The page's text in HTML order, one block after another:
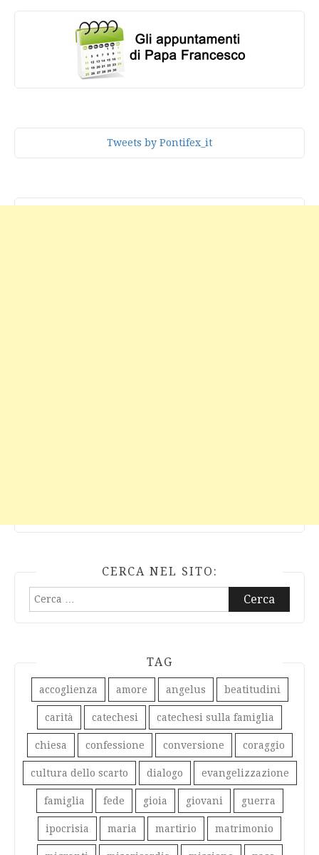
Tweets by Pontifex_it
CERCA NEL SITO:
Ricerca
TAG
accoglienza amore angelus beatitudini
carità catechesi catechesi sulla famiglia
chiesa confessione conversione coraggio
cultura dello scarto dialogo evangelizzazione
famiglia fede gioia giovani guerra
ipocrisia maria martirio matrimonio